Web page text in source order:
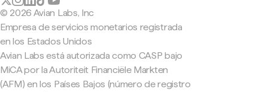
© 2026 Avian Labs, Inc
Empresa de servicios monetarios registrada
en los Estados Unidos
Avian Labs está autorizada como CASP bajo
MiCA por la Autoriteit Financiële Markten
(AFM) en los Países Bajos (número de registro